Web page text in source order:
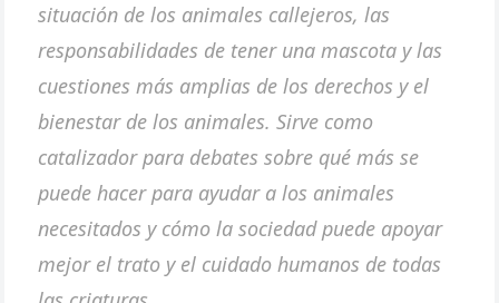
situación de los animales callejeros, las
responsabilidades de tener una mascota y las
cuestiones más amplias de los derechos y el
bienestar de los animales. Sirve como
catalizador para debates sobre qué más se
puede hacer para ayudar a los animales
necesitados y cómo la sociedad puede apoyar
mejor el trato y el cuidado humanos de todas